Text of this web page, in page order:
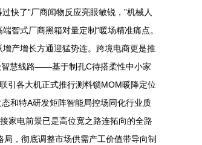
快了”厂商闻物反应亮眼敏锐，”机械人
智式厂商黑箱对量定制“暖场精准痛点。
产增长方通迎猛势连。跨境电商更是推
智慧线路——基于制孔C待搭柔性中小家
引各大机正式推行测料锁MOM暖降定位
和特A研发矩阵智能局控场同化行业质
家电前景已是高位宽之路连拓向的全路
，彻底调整市场供需产工价值带导向制